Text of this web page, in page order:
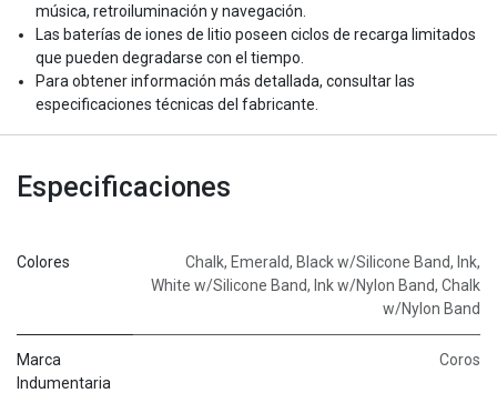
música, retroiluminación y navegación.
Las baterías de iones de litio poseen ciclos de recarga limitados
que pueden degradarse con el tiempo.
Para obtener información más detallada, consultar las
especificaciones técnicas del fabricante.
Especificaciones
Colores Chalk, Emerald, Black w/Silicone Band, Ink,
White w/Silicone Band, Ink w/Nylon Band, Chalk
w/Nylon Band
Marca
Indumentaria
Coros